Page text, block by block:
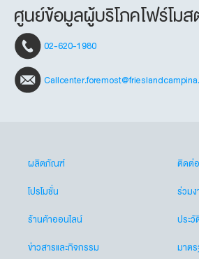
ศูนย์ข้อมูลผู้บริโภคโฟร์โม
02-620-1980
ผลิตภัณฑ์
โปรโมชั่น
ร้านค้าออนไลน์
ข่าวสารและกิจกรรม
ติดต่
ร่วมง
ประ
มาต